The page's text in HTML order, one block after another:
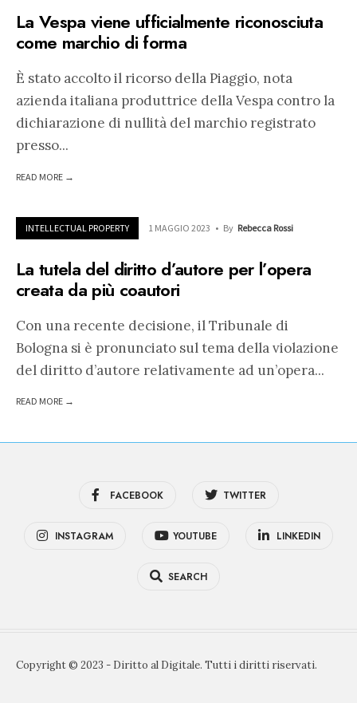
La Vespa viene ufficialmente riconosciuta
come marchio di forma
È stato accolto il ricorso della Piaggio, nota
azienda italiana produttrice della Vespa contro la
dichiarazione di nullità del marchio registrato
presso...
READ MORE →
INTELLECTUAL PROPERTY 1 MAGGIO 2023 • By Rebecca Rossi
La tutela del diritto d’autore per l’opera
creata da più coautori
Con una recente decisione, il Tribunale di
Bologna si è pronunciato sul tema della violazione
del diritto d’autore relativamente ad un’opera...
READ MORE →
FACEBOOK TWITTER
INSTAGRAM YOUTUBE LINKEDIN
SEARCH
Copyright © 2023 - Diritto al Digitale. Tutti i diritti riservati.